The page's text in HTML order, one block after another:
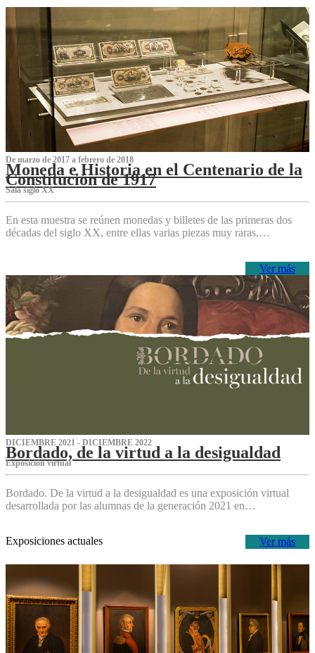
De marzo de 2017 a febrero de 2018
Moneda e Historia en el Centenario de la
Constitución de 1917
Sala siglo XX
En esta muestra se reúnen monedas y billetes de las primeras dos
décadas del siglo XX, entre ellas varias piezas muy raras,…
Ver más
DICIEMBRE 2021 - DICIEMBRE 2022
Bordado, de la virtud a la desigualdad
Exposición virtual‌
Bordado. De la virtud a la desigualdad es una exposición virtual
desarrollada por las alumnas de la generación 2021 en…
Ver más
Exposiciones actuales